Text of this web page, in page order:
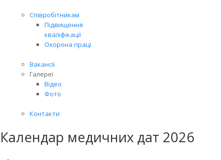
Співробітникам
Підвищення
кваліфікації
Охорона праці
Вакансії
Галереї
Відео
Фото
Контакти
Календар медичних дат 2026